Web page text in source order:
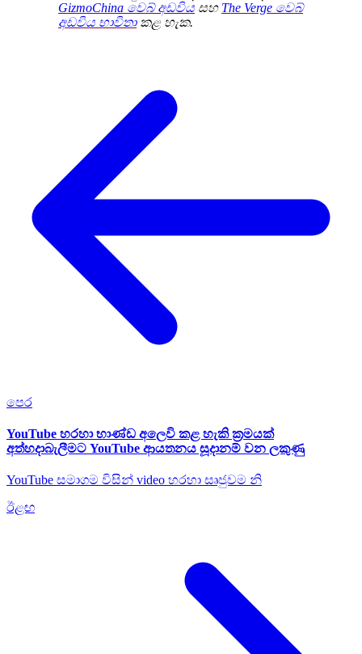
GizmoChina වෙබ් අඩවිය සහ The Verge වෙබ්
අඩවිය භාවිතාකළ හැක.
පෙර
YouTube හරහා භාණ්ඩ අලෙවි කළ හැකි ක්‍රමයක්
අත්හදාබැලීමට YouTube ආයතනය සූදානම් වන ලකුණු
YouTube සමාගම විසින් video හරහා සෘජුවම නි
ඊළඟ